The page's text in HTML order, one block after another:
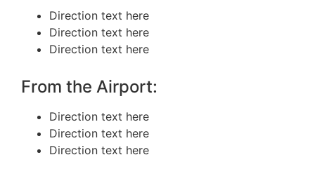
Direction text here
Direction text here
Direction text here
From the Airport:
Direction text here
Direction text here
Direction text here